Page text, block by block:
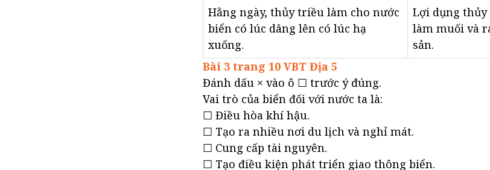
Hằng ngày, thủy triều làm cho nước
biển có lúc dâng lên có lúc hạ
xuống.
Lợi dụng
làm muối và
sản.
Bài 3 trang 10 VBT Địa 5
Đánh dấu × vào ô ☐ trước ý đúng.
Vai trò của biển đối với nước ta là:
☐ Điều hòa khí hậu.
☐ Tạo ra nhiều nơi du lịch và nghỉ mát.
☐ Cung cấp tài nguyên.
☐ Tạo điều kiện phát triển giao thông biển.